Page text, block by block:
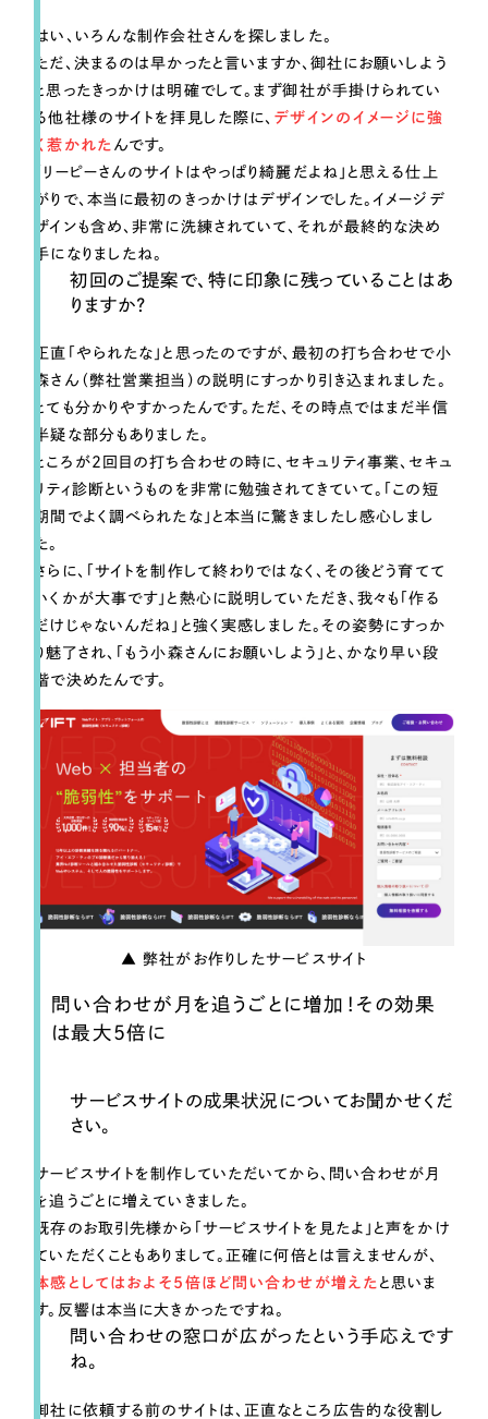
はい、いろんな制作会社さんを探しました。
ただ、決まるのは早かったと言いますか、御社にお願いしよう
と思ったきっかけは明確でして。まず御社が手掛けられてい
る他社様のサイトを拝見した際に、 デザインのイメージに強
く惹かれた んです。
「リーピーさんのサイトはやっぱり綺麗だよね」と思える仕上
がりで、本当に最初のきっかけはデザインでした。イメージデ
ザインも含め、非常に洗練されていて、それが最終的な決め
手になりましたね。
初回のご提案で、特に印象に残っていることはあ
りますか？
正直「やられたな」と思ったのですが、最初の打ち合わせで小
森さん（弊社営業担当）の説明にすっかり引き込まれました。
とても分かりやすかったんです。ただ、その時点ではまだ半信
半疑な部分もありました。
ところが2回目の打ち合わせの時に、セキュリティ事業、セキュ
リティ診断というものを非常に勉強されてきていて。「この短
期間でよく調べられたな」と本当に驚きましたし感心しまし
た。
さらに、「サイトを制作して終わりではなく、その後どう育てて
いくかが大事です」と熱心に説明していただき、我々も「作る
だけじゃないんだね」と強く実感しました。その姿勢にすっか
り魅了され、「もう小森さんにお願いしよう」と、かなり早い段
階で決めたんです。
▲ 弊社がお作りしたサービスサイト
問い合わせが月を追うごとに増加！その効果
は最大5倍に
サービスサイトの成果状況についてお聞かせくだ
さい。
サービスサイトを制作していただいてから、問い合わせが月
を追うごとに増えていきました。
既存のお取引先様から「サービスサイトを見たよ」と声をかけ
ていただくこともありまして。正確に何倍とは言えませんが、
体感としてはおよそ5倍ほど問い合わせが増えた と思いま
す。反響は本当に大きかったですね。
問い合わせの窓口が広がったという手応えです
ね。
御社に依頼する前のサイトは、正直なところ広告的な役割し